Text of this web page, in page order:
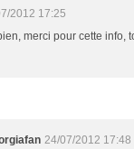
2012 17:25
merci pour cette info,
24/07/2012 17:48